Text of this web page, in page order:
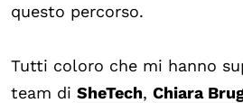
questo percorso.
Tutti coloro che mi hanno
team di SheTech, Chiara